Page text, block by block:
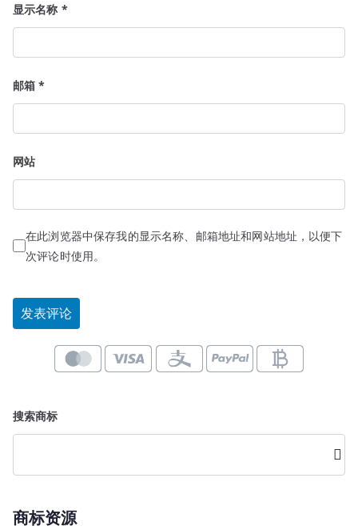
显示名称 *
邮箱*
网站
在此浏览器中保存我的显示名称、邮箱地址和网站地址，以便下
次评论时使用。
搜索商标
搜
索
商标资源